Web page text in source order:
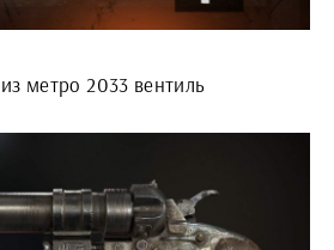
метро 2033 вентиль